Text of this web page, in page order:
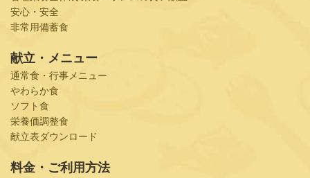
安心・安全
非常用備蓄食
献立・メニュー
通常食・行事メニュー
やわらか食
ソフト食
栄養価調整食
献立表ダウンロード
料金・ご利用方法